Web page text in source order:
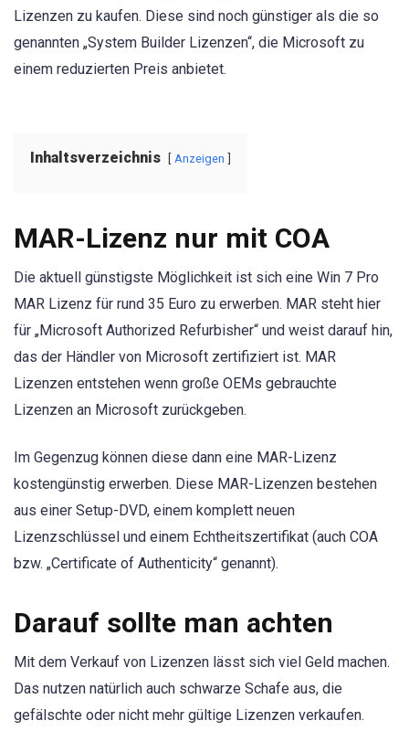
Lizenzen zu kaufen. Diese sind noch günstiger als die so
genannten „System Builder Lizenzen“, die Microsoft zu
einem reduzierten Preis anbietet.
Inhaltsverzeichnis Anzeigen
MAR-Lizenz nur mit COA
Die aktuell günstigste Möglichkeit ist sich eine Win 7 Pro
MAR Lizenz für rund 35 Euro zu erwerben. MAR steht hier
für „Microsoft Authorized Refurbisher“ und weist darauf hin,
das der Händler von Microsoft zertifiziert ist. MAR
Lizenzen entstehen wenn große OEMs gebrauchte
Lizenzen an Microsoft zurückgeben.
Im Gegenzug können diese dann eine MAR-Lizenz
kostengünstig erwerben. Diese MAR-Lizenzen bestehen
aus einer Setup-DVD, einem komplett neuen
Lizenzschlüssel und einem Echtheitszertifikat (auch COA
bzw. „Certificate of Authenticity“ genannt).
Darauf sollte man achten
Mit dem Verkauf von Lizenzen lässt sich viel Geld machen.
Das nutzen natürlich auch schwarze Schafe aus, die
gefälschte oder nicht mehr gültige Lizenzen verkaufen.